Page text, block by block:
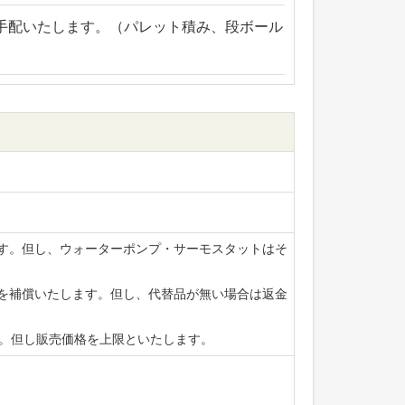
いたします。（パレット積み、段ボール
但し、ウォーターポンプ・サーモスタットはそ
償いたします。但し、代替品が無い場合は返金
し販売価格を上限といたします。